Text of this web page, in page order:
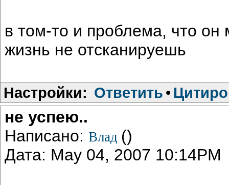
в том-то и проблема, что он
жизнь не отсканируешь
Настройки: Ответить •
не успею..
Написано: Влад ()
Дата: May 04, 2007 10:14PM